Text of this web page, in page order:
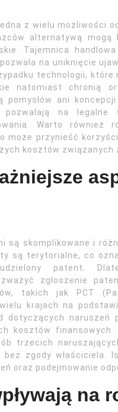
z wielu możliwości
alternatywą
Tajemnica
na uniknięcie
technologii,
natomiast chronią
pomysłów ani
na legalne
Warto również
może przynieść
kosztów związanych
są skomplikowane i
są terytorialne, co
patent.
zgłoszenie
takich jak PCT
krajach na
dotyczących naruszeń
kosztów
trzecich
bez zgody właściciela.
oraz podejmowanie
na